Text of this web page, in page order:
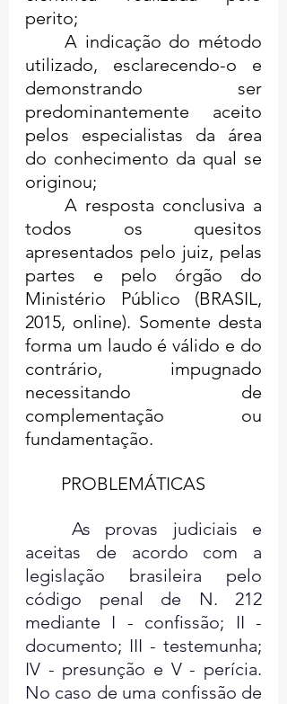
perito;
utilizado, esclarecendo-o e
demonstrando ser
predominantemente aceito
pelos especialistas da área
do conhecimento da qual se
originou;
todos os quesitos
apresentados pelo juiz, pelas
partes e pelo órgão do
Ministério Público (BRASIL,
2015, online). Somente desta
forma um laudo é válido e do
contrário, impugnado
necessitando de
complementação ou
fundamentação.
	PROBLEMÁTICAS
aceitas de acordo com a
legislação brasileira pelo
código penal de N. 212
mediante I - confissão; II -
documento; III - testemunha;
IV - presunção e V - perícia.
No caso de uma confissão de